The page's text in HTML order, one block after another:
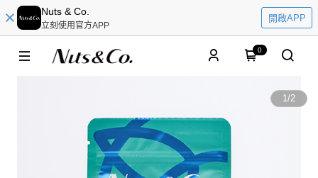
Nuts & Co.
立刻使用官方APP
開啟APP
0
1/2